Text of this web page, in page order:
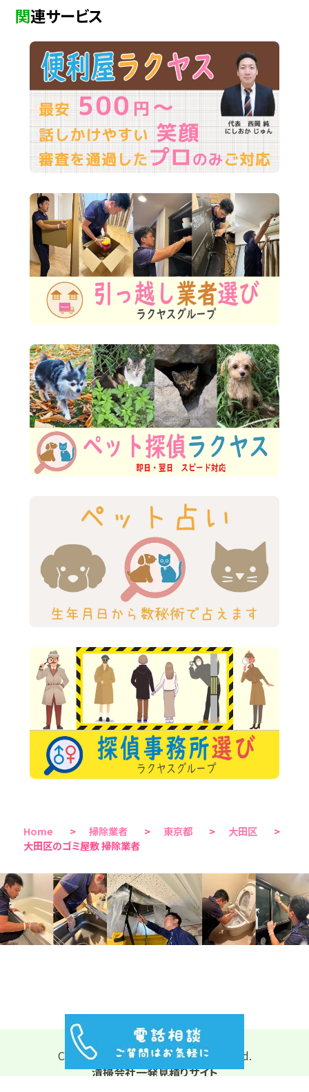
関連サービス
Home > 掃除業者 > 東京都 > 大田区
>
大田区のゴミ屋敷 掃除業者
Copyright © 2026 All Rights Reserved.
清掃会社一発見積りサイト